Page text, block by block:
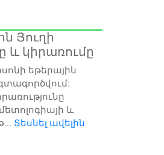
Յուղի
և կիրառումը
եթերային
և
Տեսնել ավելին